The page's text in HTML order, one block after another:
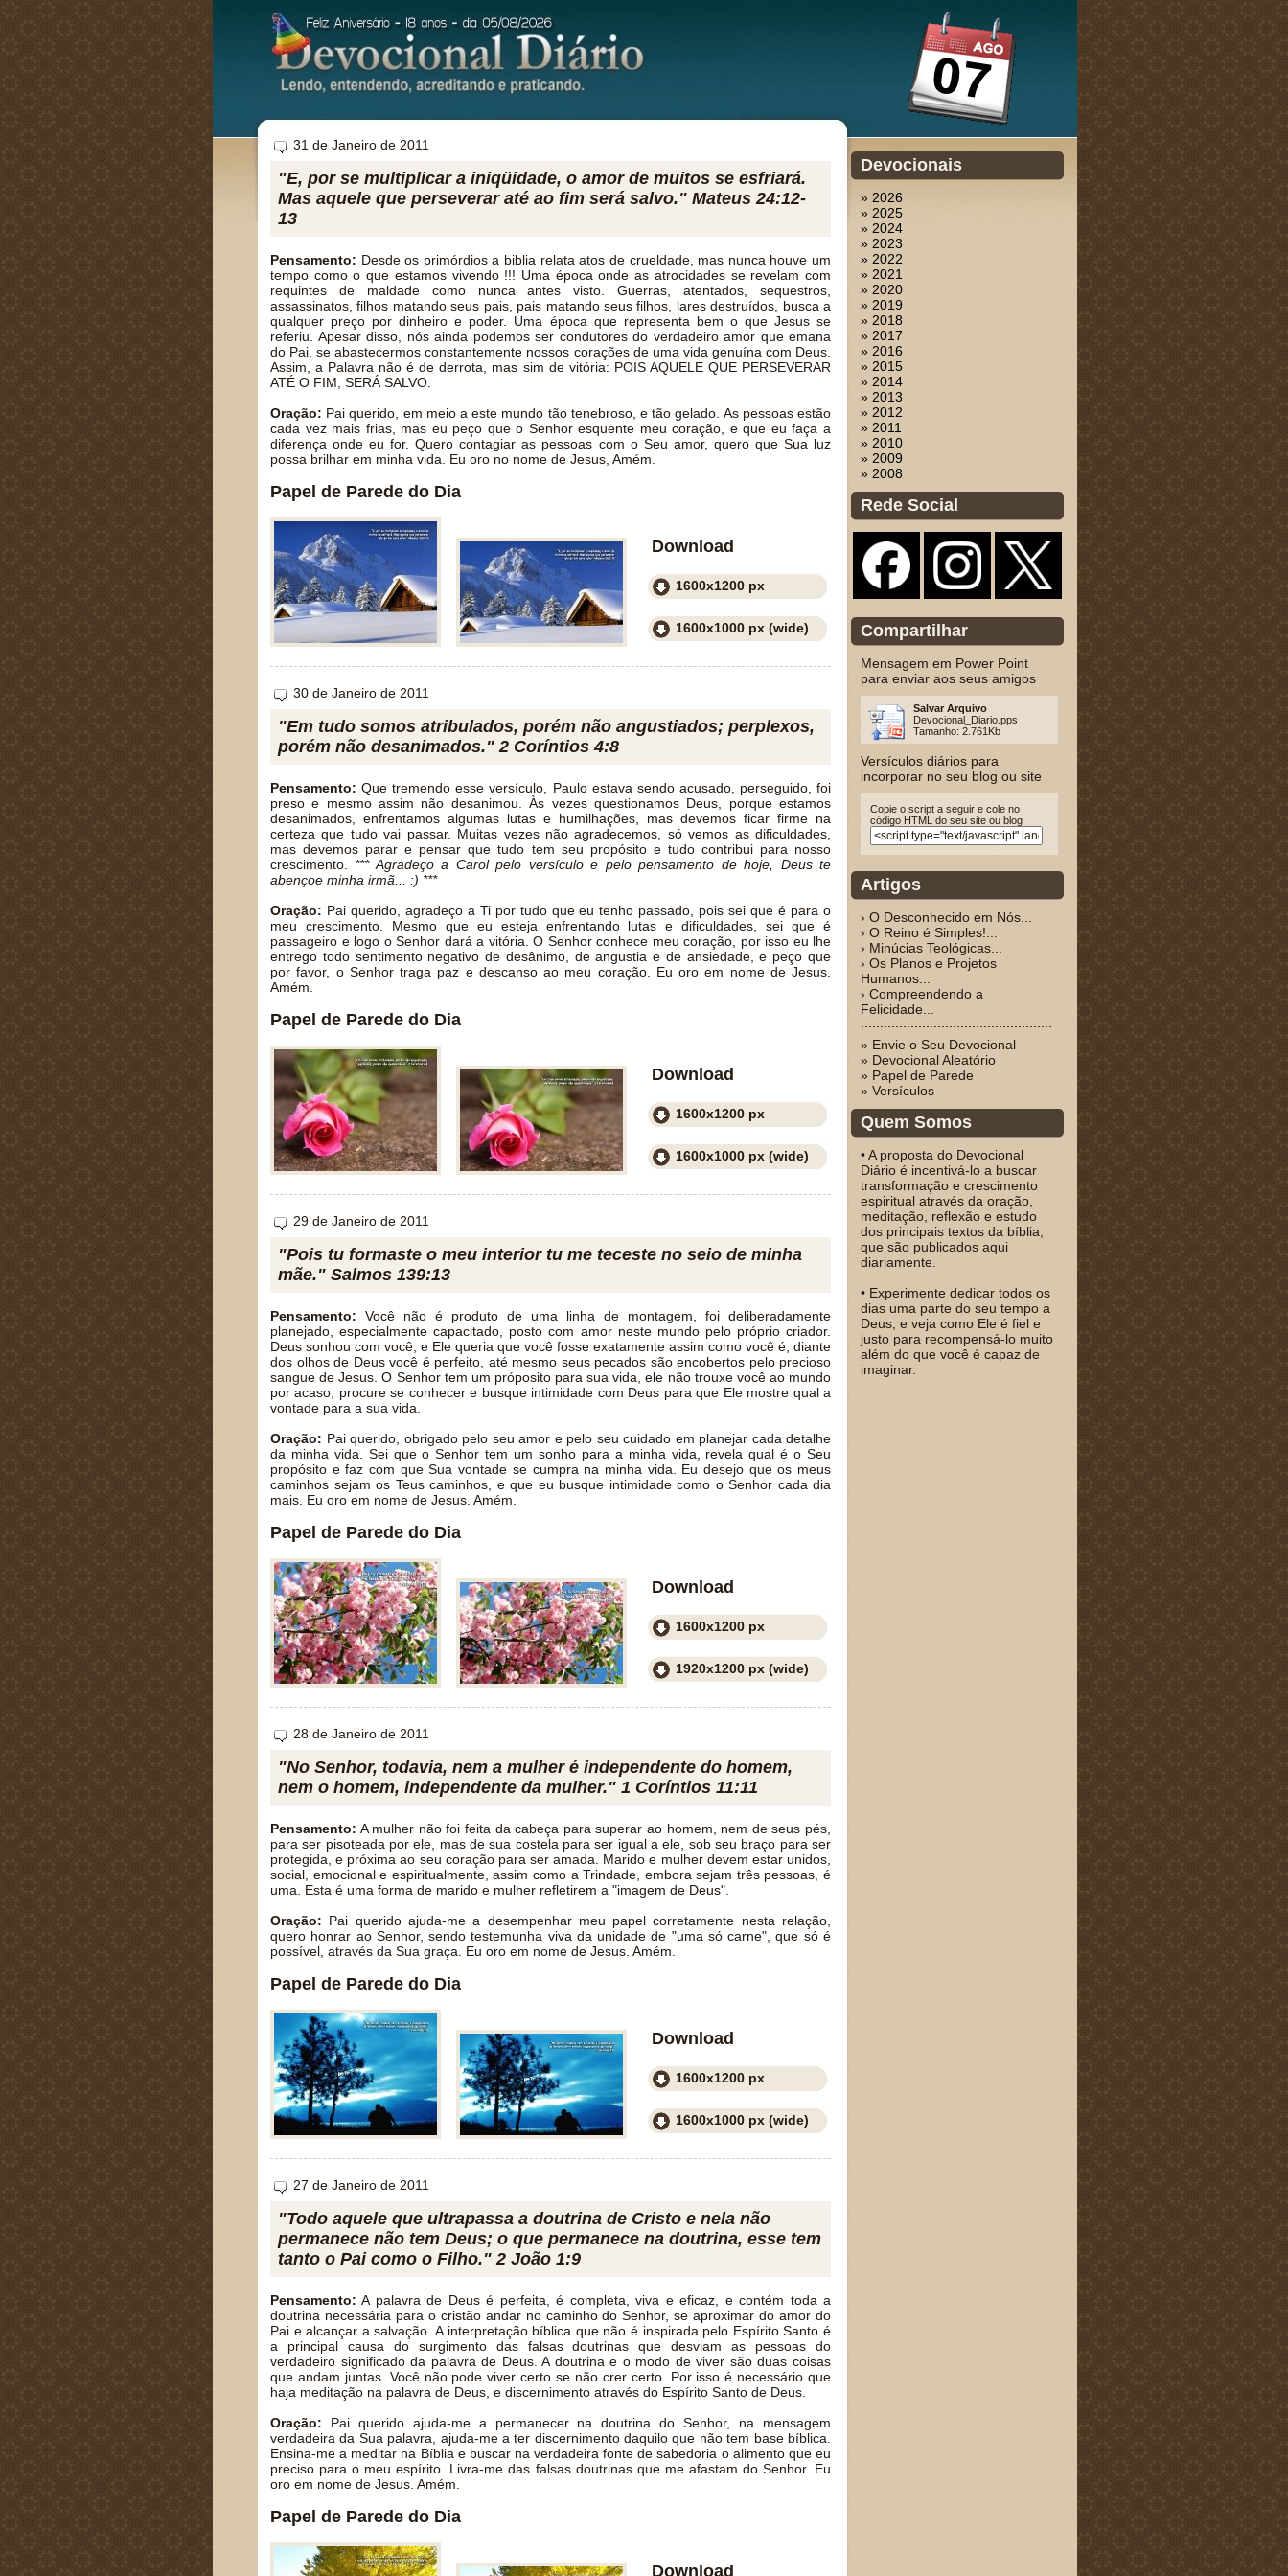
31 de Janeiro de 2011
"E, por se multiplicar a iniqüidade, o amor de muitos se esfriará.
Mas aquele que perseverar até ao fim será salvo." Mateus 24:12-
13
Pensamento: Desde os primórdios a biblia relata atos de crueldade, mas nunca houve um
tempo como o que estamos vivendo !!! Uma época onde as atrocidades se revelam com
requintes de maldade como nunca antes visto. Guerras, atentados, sequestros,
assassinatos, filhos matando seus pais, pais matando seus filhos, lares destruídos, busca a
qualquer preço por dinheiro e poder. Uma época que representa bem o que Jesus se
referiu. Apesar disso, nós ainda podemos ser condutores do verdadeiro amor que emana
do Pai, se abastecermos constantemente nossos corações de uma vida genuína com Deus.
Assim, a Palavra não é de derrota, mas sim de vitória: POIS AQUELE QUE PERSEVERAR
ATÉ O FIM, SERÁ SALVO.
Oração: Pai querido, em meio a este mundo tão tenebroso, e tão gelado. As pessoas estão
cada vez mais frias, mas eu peço que o Senhor esquente meu coração, e que eu faça a
diferença onde eu for. Quero contagiar as pessoas com o Seu amor, quero que Sua luz
possa brilhar em minha vida. Eu oro no nome de Jesus, Amém.
Papel de Parede do Dia
Download
1600x1200 px
1600x1000 px (wide)
30 de Janeiro de 2011
"Em tudo somos atribulados, porém não angustiados; perplexos,
porém não desanimados." 2 Coríntios 4:8
Pensamento: Que tremendo esse versículo, Paulo estava sendo acusado, perseguido, foi
preso e mesmo assim não desanimou. Às vezes questionamos Deus, porque estamos
desanimados, enfrentamos algumas lutas e humilhações, mas devemos ficar firme na
certeza que tudo vai passar. Muitas vezes não agradecemos, só vemos as dificuldades,
mas devemos parar e pensar que tudo tem seu propósito e tudo contribui para nosso
crescimento. *** Agradeço a Carol pelo versículo e pelo pensamento de hoje, Deus te
abençoe minha irmã... :) ***
Oração: Pai querido, agradeço a Ti por tudo que eu tenho passado, pois sei que é para o
meu crescimento. Mesmo que eu esteja enfrentando lutas e dificuldades, sei que é
passageiro e logo o Senhor dará a vitória. O Senhor conhece meu coração, por isso eu lhe
entrego todo sentimento negativo de desânimo, de angustia e de ansiedade, e peço que
por favor, o Senhor traga paz e descanso ao meu coração. Eu oro em nome de Jesus.
Amém.
Papel de Parede do Dia
Download
1600x1200 px
1600x1000 px (wide)
29 de Janeiro de 2011
"Pois tu formaste o meu interior tu me teceste no seio de minha
mãe." Salmos 139:13
Pensamento: Você não é produto de uma linha de montagem, foi deliberadamente
planejado, especialmente capacitado, posto com amor neste mundo pelo próprio criador.
Deus sonhou com você, e Ele queria que você fosse exatamente assim como você é, diante
dos olhos de Deus você é perfeito, até mesmo seus pecados são encobertos pelo precioso
sangue de Jesus. O Senhor tem um próposito para sua vida, ele não trouxe você ao mundo
por acaso, procure se conhecer e busque intimidade com Deus para que Ele mostre qual a
vontade para a sua vida.
Oração: Pai querido, obrigado pelo seu amor e pelo seu cuidado em planejar cada detalhe
da minha vida. Sei que o Senhor tem um sonho para a minha vida, revela qual é o Seu
propósito e faz com que Sua vontade se cumpra na minha vida. Eu desejo que os meus
caminhos sejam os Teus caminhos, e que eu busque intimidade como o Senhor cada dia
mais. Eu oro em nome de Jesus. Amém.
Papel de Parede do Dia
Download
1600x1200 px
1920x1200 px (wide)
28 de Janeiro de 2011
"No Senhor, todavia, nem a mulher é independente do homem,
nem o homem, independente da mulher." 1 Coríntios 11:11
Pensamento: A mulher não foi feita da cabeça para superar ao homem, nem de seus pés,
para ser pisoteada por ele, mas de sua costela para ser igual a ele, sob seu braço para ser
protegida, e próxima ao seu coração para ser amada. Marido e mulher devem estar unidos,
social, emocional e espiritualmente, assim como a Trindade, embora sejam três pessoas, é
uma. Esta é uma forma de marido e mulher refletirem a "imagem de Deus".
Oração: Pai querido ajuda-me a desempenhar meu papel corretamente nesta relação,
quero honrar ao Senhor, sendo testemunha viva da unidade de "uma só carne", que só é
possível, através da Sua graça. Eu oro em nome de Jesus. Amém.
Papel de Parede do Dia
Download
1600x1200 px
1600x1000 px (wide)
27 de Janeiro de 2011
"Todo aquele que ultrapassa a doutrina de Cristo e nela não
permanece não tem Deus; o que permanece na doutrina, esse tem
tanto o Pai como o Filho." 2 João 1:9
Pensamento: A palavra de Deus é perfeita, é completa, viva e eficaz, e contém toda a
doutrina necessária para o cristão andar no caminho do Senhor, se aproximar do amor do
Pai e alcançar a salvação. A interpretação bíblica que não é inspirada pelo Espírito Santo é
a principal causa do surgimento das falsas doutrinas que desviam as pessoas do
verdadeiro significado da palavra de Deus. A doutrina e o modo de viver são duas coisas
que andam juntas. Você não pode viver certo se não crer certo. Por isso é necessário que
haja meditação na palavra de Deus, e discernimento através do Espírito Santo de Deus.
Oração: Pai querido ajuda-me a permanecer na doutrina do Senhor, na mensagem
verdadeira da Sua palavra, ajuda-me a ter discernimento daquilo que não tem base bíblica.
Ensina-me a meditar na Bíblia e buscar na verdadeira fonte de sabedoria o alimento que eu
preciso para o meu espírito. Livra-me das falsas doutrinas que me afastam do Senhor. Eu
oro em nome de Jesus. Amém.
Papel de Parede do Dia
Download
Devocionais
» 2026
» 2025
» 2024
» 2023
» 2022
» 2021
» 2020
» 2019
» 2018
» 2017
» 2016
» 2015
» 2014
» 2013
» 2012
» 2011
» 2010
» 2009
» 2008
Rede Social
Compartilhar
Mensagem em Power Point
para enviar aos seus amigos
Salvar Arquivo
Devocional_Diario.pps
Tamanho: 2.761Kb
Versículos diários para
incorporar no seu blog ou site
Copie o script a seguir e cole no
código HTML do seu site ou blog
Artigos
› O Desconhecido em Nós...
› O Reino é Simples!...
› Minúcias Teológicas...
› Os Planos e Projetos
Humanos...
› Compreendendo a
Felicidade...
» Envie o Seu Devocional
» Devocional Aleatório
» Papel de Parede
» Versículos
Quem Somos
• A proposta do Devocional
Diário é incentivá-lo a buscar
transformação e crescimento
espiritual através da oração,
meditação, reflexão e estudo
dos principais textos da bíblia,
que são publicados aqui
diariamente.
• Experimente dedicar todos os
dias uma parte do seu tempo a
Deus, e veja como Ele é fiel e
justo para recompensá-lo muito
além do que você é capaz de
imaginar.